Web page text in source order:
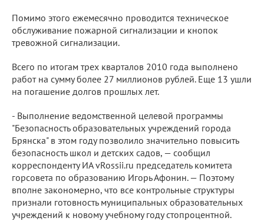
Помимо этого ежемесячно проводится техническое
обслуживание пожарной сигнализации и кнопок
тревожной сигнализации.
Всего по итогам трех кварталов 2010 года выполнено
работ на сумму более 27 миллионов рублей. Еще 13 ушли
на погашение долгов прошлых лет.
- Выполнение ведомственной целевой программы
"Безопасность образовательных учреждений города
Брянска" в этом году позволило значительно повысить
безопасность школ и детских садов, — сообщил
корреспонденту ИА vRossii.ru председатель комитета
горсовета по образованию Игорь Афонин. — Поэтому
вполне закономерно, что все контрольные структуры
признали готовность муниципальных образовательных
учреждений к новому учебному году стопроцентной.